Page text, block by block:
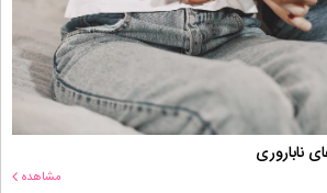
ناباروری
مشاهده